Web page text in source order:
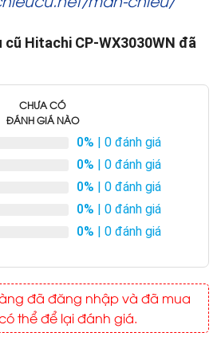
Hitachi CP-WX3030WN đã
CHƯA CÓ
ĐÁNH GIÁ NÀO
0% | 0 đánh giá
0% | 0 đánh giá
0% | 0 đánh giá
0% | 0 đánh giá
0% | 0 đánh giá
đã đăng nhập và đã mua
thể để lại đánh giá.